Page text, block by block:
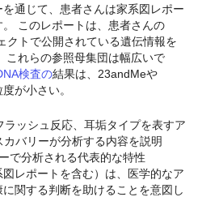
通じて、患者さんは家系図レポー
このレポートは、患者さんの
クトで公開されている遺伝情報を
これらの参照母集団は幅広いで
検査の結果は、23andMeや
が小さい。
で分析される代表的な特性
レポートを含む）は、医学的なア
関する判断を助けることを意図し